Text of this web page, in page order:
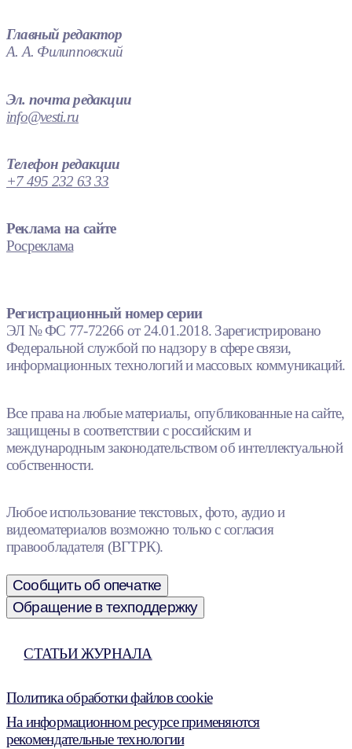
Главный редактор
А. А. Филипповский
Эл. почта редакции
info@vesti.ru
Телефон редакции
+7 495 232 63 33
Реклама на сайте
Росреклама
Регистрационный номер серии
ЭЛ № ФС 77-72266 от 24.01.2018. Зарегистрировано
Федеральной службой по надзору в сфере связи,
информационных технологий и массовых коммуникаций.
Все права на любые материалы, опубликованные на сайте,
защищены в соответствии с российским и
международным законодательством об интеллектуальной
собственности.
Любое использование текстовых, фото, аудио и
видеоматериалов возможно только с согласия
правообладателя (ВГТРК).
Сообщить об опечатке
Обращение в техподдержку
СТАТЬИ ЖУРНАЛА
Политика обработки файлов cookie
На информационном ресурсе применяются
рекомендательные технологии